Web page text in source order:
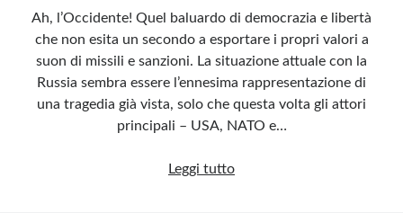
Ah, l’Occidente! Quel baluardo di democrazia e libertà
che non esita un secondo a esportare i propri valori a
suon di missili e sanzioni. La situazione attuale con la
Russia sembra essere l’ennesima rappresentazione di
una tragedia già vista, solo che questa volta gli attori
principali – USA, NATO e…
Leggi tuttoL’Occidente